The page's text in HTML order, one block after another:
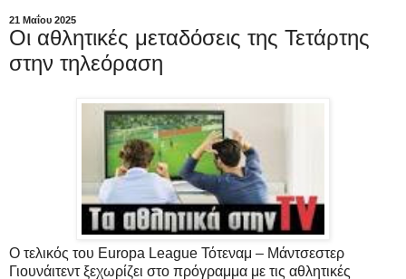
21 Μαΐου 2025
Οι αθλητικές μεταδόσεις της Τετάρτης
στην τηλεόραση
Ο τελικός του Europa League Τότεναμ – Μάντσεστερ
Γιουνάιτεντ ξεχωρίζει στο πρόγραμμα με τις αθλητικές